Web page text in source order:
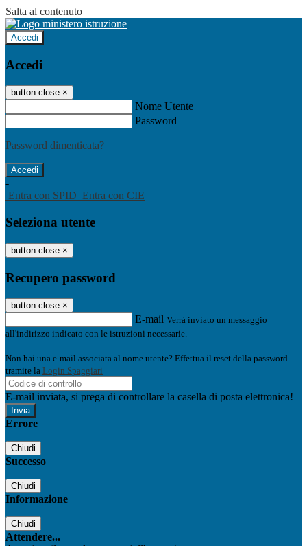
Salta al contenuto
Accedi
Accedi
button close ×
Nome Utente
Password
Password dimenticata?
-
Entra con SPID Entra con CIE
Seleziona utente
button close ×
Recupero password
button close ×
E-mail Verrà inviato un messaggio
all'indirizzo indicato con le istruzioni necessarie.
Non hai una e-mail associata al nome utente? Effettua il reset della password
tramite la Login Spaggiari
E-mail inviata, si prega di controllare la casella di posta elettronica!
Errore
Chiudi
Successo
Chiudi
Informazione
Chiudi
Attendere...